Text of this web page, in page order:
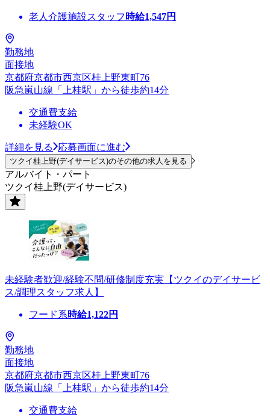
老人介護施設スタッフ 時給1,547円
勤務地
面接地
京都府京都市西京区桂上野東町76
阪急嵐山線「上桂駅」から徒歩約14分
交通費支給
未経験OK
詳細を見る 応募画面に進む
ツクイ桂上野(デイサービス)のその他の求人を見る
アルバイト・パート
ツクイ桂上野(デイサービス)
未経験者歓迎/経験不問/研修制度充実【ツクイのデイサービ
ス/調理スタッフ求人】
フード系時給1,122円
勤務地
面接地
京都府京都市西京区桂上野東町76
阪急嵐山線「上桂駅」から徒歩約14分
交通費支給